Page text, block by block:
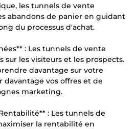
les tunnels de vente
abandons de panier en guidant
du processus d'achat.
: Les tunnels de vente
sur les visiteurs et les prospects.
davantage sur votre
davantage vos offres et de
marketing.
: Les tunnels de
la rentabilité en